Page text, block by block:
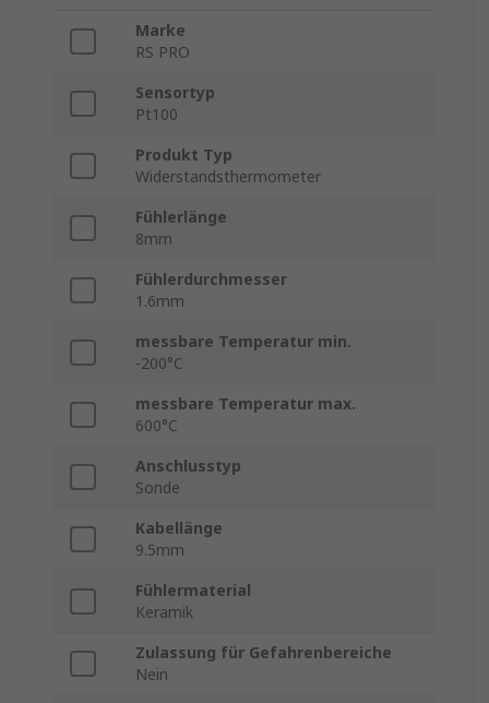
Marke
RS PRO
Sensortyp
Pt100
Produkt Typ
Widerstandsthermometer
Fühlerlänge
8mm
Fühlerdurchmesser
1.6mm
messbare Temperatur min.
-200°C
messbare Temperatur max.
600°C
Anschlusstyp
Sonde
Kabellänge
9.5mm
Fühlermaterial
Keramik
Zulassung für Gefahrenbereiche
Nein